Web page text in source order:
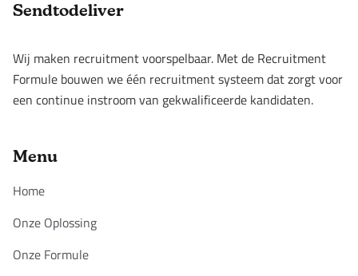
Footer
Sendtodeliver
Wij maken recruitment voorspelbaar. Met de Recruitment
Formule bouwen we één recruitment systeem dat zorgt voor
een continue instroom van gekwalificeerde kandidaten.
Menu
Home
Onze Oplossing
Onze Formule